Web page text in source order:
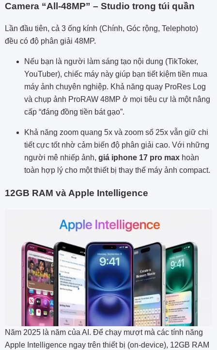
Camera “All-48MP” – Studio trong túi quần
Lần đầu tiên, cả 3 ống kính (Chính, Góc rộng, Telephoto)
đều có độ phân giải 48MP.
Nếu bạn là người làm sáng tạo nội dung (TikToker,
YouTuber), chiếc máy này giúp bạn tiết kiệm tiền mua
máy ảnh chuyên nghiệp. Khả năng quay ProRes Log
và chụp ảnh ProRAW 48MP ở mọi tiêu cự là một nâng
cấp “đáng đồng tiền bát gạo”.
Khả năng zoom quang 5x và zoom số 25x vẫn giữ chi
tiết cực tốt nhờ cảm biến độ phân giải cao. Với những
người mê nhiếp ảnh, giá iphone 17 pro max hoàn
toàn hợp lý cho một thiết bị thay thế máy ảnh compact.
12GB RAM và Apple Intelligence
Năm 2025 là năm của AI. Để chạy mượt mà các tính năng
Apple Intelligence ngay trên thiết bị (on-device), 12GB RAM